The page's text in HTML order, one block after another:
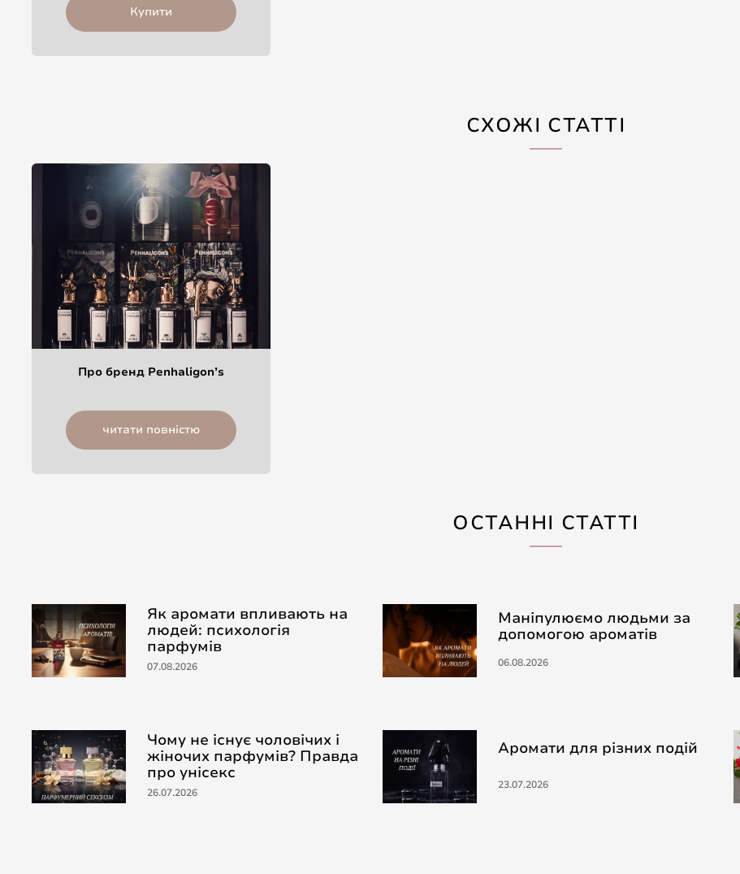
Купити
СХОЖІ СТАТТІ
Про бренд Penhaligon’s
читати повністю
ОСТАННІ СТАТТІ
Як аромати впливають на
людей: психологія
парфумів
07.08.2026
Маніпулюємо людьми за
допомогою ароматів
06.08.2026
Чому не існує чоловічих і
жіночих парфумів? Правда
про унісекс
26.07.2026
Аромати для різних подій
23.07.2026